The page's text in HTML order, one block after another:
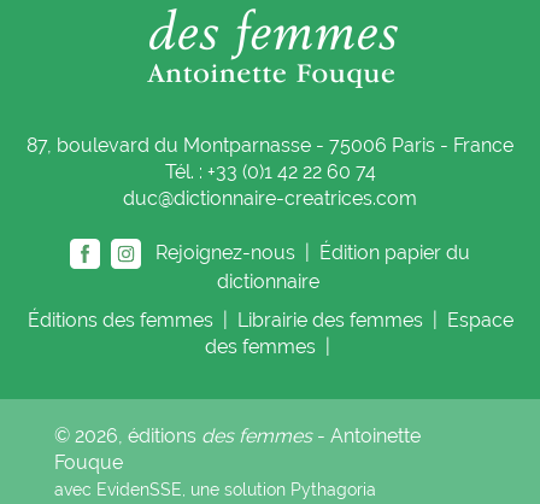
87, boulevard du Montparnasse - 75006 Paris - France
Tél. : +33 (0)1 42 22 60 74
duc@dictionnaire-creatrices.com
Rejoignez-nous |
Édition papier du
dictionnaire
Éditions des femmes Librairie des femmes
Espace
des femmes
© 2026, éditions des femmes- Antoinette
Fouque
avec EvidenSSE, une solution Pythagoria